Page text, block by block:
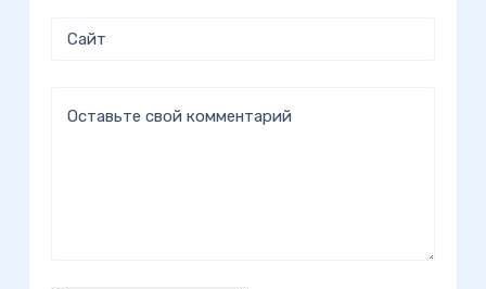
Сайт
Оставьте свой комментарий